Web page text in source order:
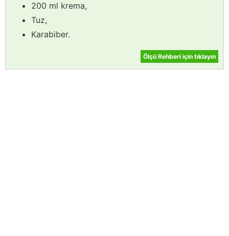
200 ml krema,
Tuz,
Karabiber.
Ölçü Rehberi için tıklayın